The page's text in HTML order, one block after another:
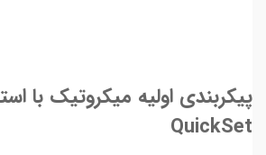
پیکربندی اولیه میکروتیک با
QuickSet